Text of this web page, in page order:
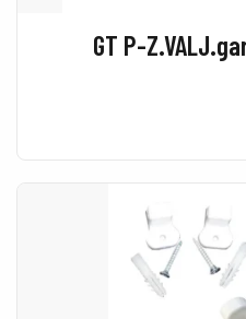
GT P-